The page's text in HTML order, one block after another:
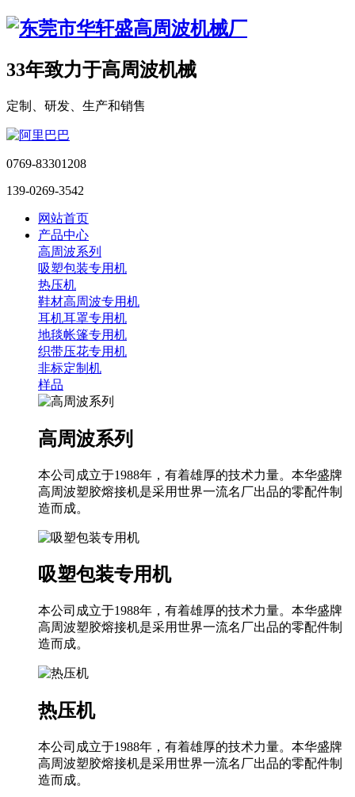
33年致力于高周波机械
定制、研发、生产和销售
0769-83301208
139-0269-3542
网站首页
产品中心
高周波系列
吸塑包装专用机
热压机
鞋材高周波专用机
耳机耳罩专用机
地毯帐篷专用机
织带压花专用机
非标定制机
样品
高周波系列
本公司成立于1988年，有着雄厚的技术力量。本华盛牌
高周波塑胶熔接机是采用世界一流名厂出品的零配件制
造而成。
吸塑包装专用机
本公司成立于1988年，有着雄厚的技术力量。本华盛牌
高周波塑胶熔接机是采用世界一流名厂出品的零配件制
造而成。
热压机
本公司成立于1988年，有着雄厚的技术力量。本华盛牌
高周波塑胶熔接机是采用世界一流名厂出品的零配件制
造而成。